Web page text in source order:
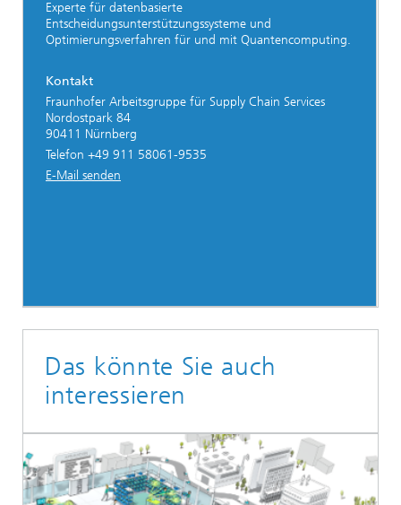
Experte für datenbasierte
Entscheidungsunterstützungssysteme und
Optimierungsverfahren für und mit Quantencomputing.
Kontakt
Fraunhofer Arbeitsgruppe für Supply Chain Services
Nordostpark 84
90411 Nürnberg
Telefon +49 911 58061-9535
E-Mail senden
Das könnte Sie auch
interessieren